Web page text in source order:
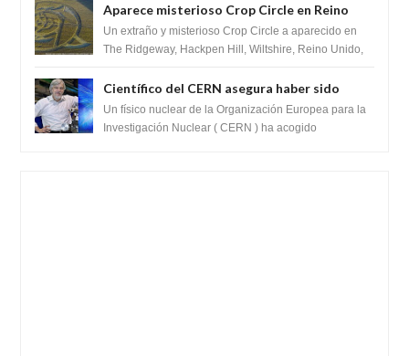
Aparece misterioso Crop Circle en Reino
Unido 23 de junio 2016
Un extraño y misterioso Crop Circle a aparecido en
The Ridgeway, Hackpen Hill, Wiltshire, Reino Unido,
Científico del CERN asegura haber sido
ayudado por seres de luz durante una
prueba del Colisionador de Hadrones
Un físico nuclear de la Organización Europea para la
Investigación Nuclear ( CERN ) ha acogido